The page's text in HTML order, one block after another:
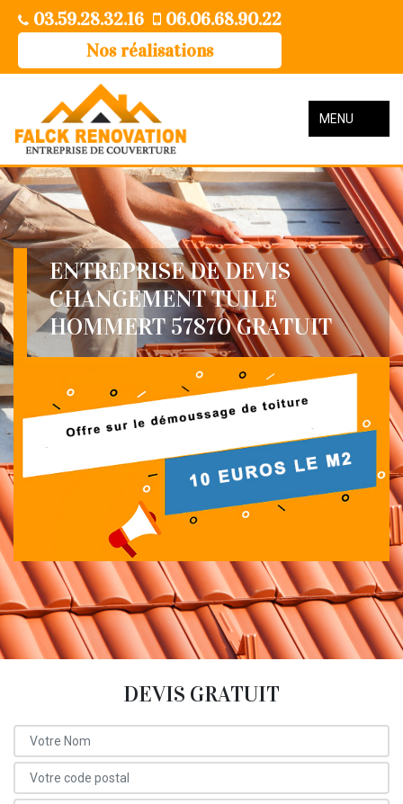
03.59.28.32.16
06.06.68.90.22
Nos réalisations
MENU
ENTREPRISE DE DEVIS
CHANGEMENT TUILE
HOMMERT 57870 GRATUIT
DEVIS GRATUIT